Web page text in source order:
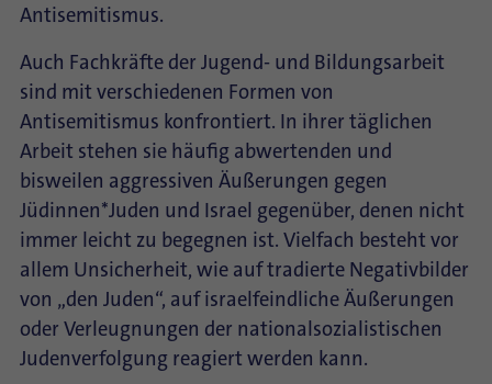
Antisemitismus.
Auch Fachkräfte der Jugend- und Bildungsarbeit
sind mit verschiedenen Formen von
Antisemitismus konfrontiert. In ihrer täglichen
Arbeit stehen sie häufig abwertenden und
bisweilen aggressiven Äußerungen gegen
Jüdinnen*Juden und Israel gegenüber, denen nicht
immer leicht zu begegnen ist. Vielfach besteht vor
allem Unsicherheit, wie auf tradierte Negativbilder
von „den Juden“, auf israelfeindliche Äußerungen
oder Verleugnungen der nationalsozialistischen
Judenverfolgung reagiert werden kann.